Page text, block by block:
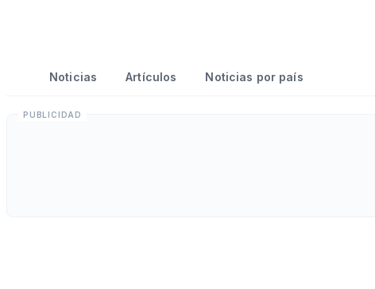
Noticias Artículos Noticias por país